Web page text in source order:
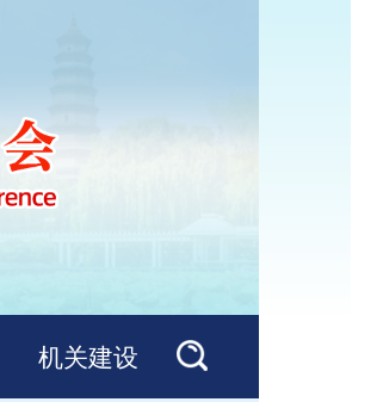
机关建设